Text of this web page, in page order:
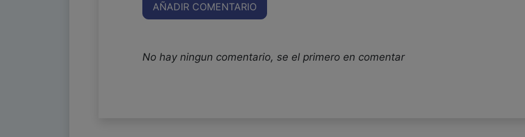
AÑADIR COMENTARIO
No hay ningun comentario, se el primero en comentar